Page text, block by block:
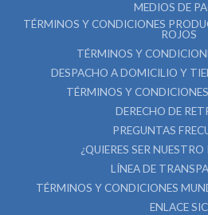
MEDIOS DE
TÉRMINOS Y CONDICIONES
ROJOS
TÉRMINOS Y
DESPACHO A DOMICILIO Y
TÉRMINOS Y
DERECHO DE
PREGUNTAS
¿QUIERES SER
LÍNEA DE
TÉRMINOS Y CONDICIONES
ENLACE SIC